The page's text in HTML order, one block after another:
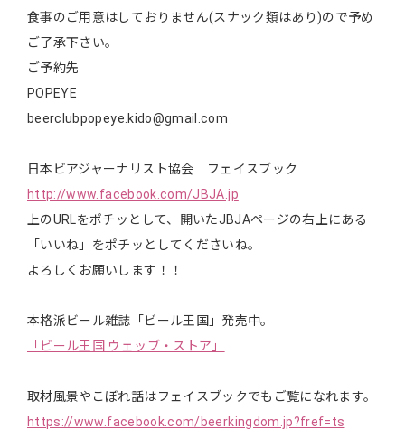
食事のご用意はしておりません(スナック類はあり)ので予め
ご了承下さい。
ご予約先
POPEYE
beerclubpopeye.kido@gmail.com
日本ビアジャーナリスト協会 フェイスブック
http://www.facebook.com/JBJA.jp
上のURLをポチッとして、開いたJBJAページの右上にある
「いいね」をポチッとしてくださいね。
よろしくお願いします！！
本格派ビール雑誌「ビール王国」発売中。
「ビール王国 ウェッブ・ストア」
取材風景やこぼれ話はフェイスブックでもご覧になれます。
https://www.facebook.com/beerkingdom.jp?fref=ts